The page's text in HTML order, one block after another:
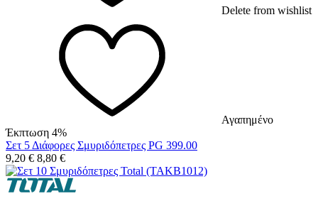
Delete from wishlist
Αγαπημένο
Έκπτωση 4%
Σετ 5 Διάφορες Σμυριδόπετρες PG 399.00
9,20 € 8,80 €